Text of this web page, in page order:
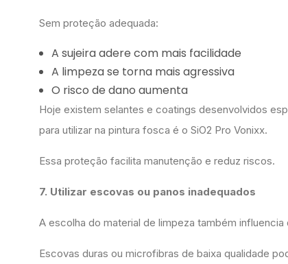
Sem proteção adequada:
A sujeira adere com mais facilidade
A limpeza se torna mais agressiva
O risco de dano aumenta
Hoje existem selantes e coatings desenvolvidos
para utilizar na pintura fosca é o SiO2 Pro Vonixx.
Essa proteção facilita manutenção e reduz riscos.
7. Utilizar escovas ou panos inadequados
A escolha do material de limpeza também influencia
Escovas duras ou microfibras de baixa qualidade